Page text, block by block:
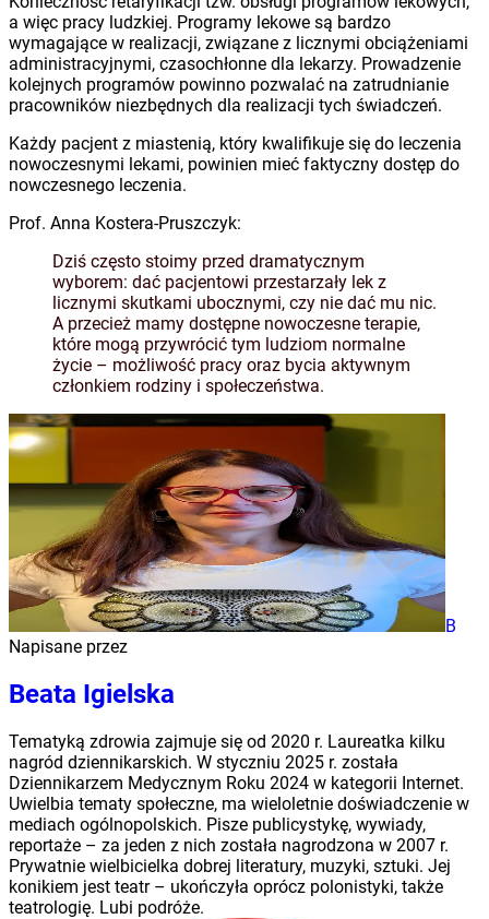
a więc pracy ludzkiej. Programy lekowe są bardzo
wymagające w realizacji, związane z licznymi obciążeniami
administracyjnymi, czasochłonne dla lekarzy. Prowadzenie
kolejnych programów powinno pozwalać na zatrudnianie
pracowników niezbędnych dla realizacji tych świadczeń.
Każdy pacjent z miastenią, który kwalifikuje się do leczenia
nowoczesnymi lekami, powinien mieć faktyczny dostęp do
nowczesnego leczenia.
Prof. Anna Kostera-Pruszczyk:
Dziś często stoimy przed dramatycznym
wyborem: dać pacjentowi przestarzały lek z
licznymi skutkami ubocznymi, czy nie dać mu nic.
A przecież mamy dostępne nowoczesne terapie,
które mogą przywrócić tym ludziom normalne
życie – możliwość pracy oraz bycia aktywnym
członkiem rodziny i społeczeństwa.
B
Napisane przez
Beata Igielska
Tematyką zdrowia zajmuje się od 2020 r. Laureatka kilku
nagród dziennikarskich. W styczniu 2025 r. została
Dziennikarzem Medycznym Roku 2024 w kategorii Internet.
Uwielbia tematy społeczne, ma wieloletnie doświadczenie w
mediach ogólnopolskich. Pisze publicystykę, wywiady,
reportaże – za jeden z nich została nagrodzona w 2007 r.
Prywatnie wielbicielka dobrej literatury, muzyki, sztuki. Jej
konikiem jest teatr – ukończyła oprócz polonistyki, także
teatrologię. Lubi podróże.